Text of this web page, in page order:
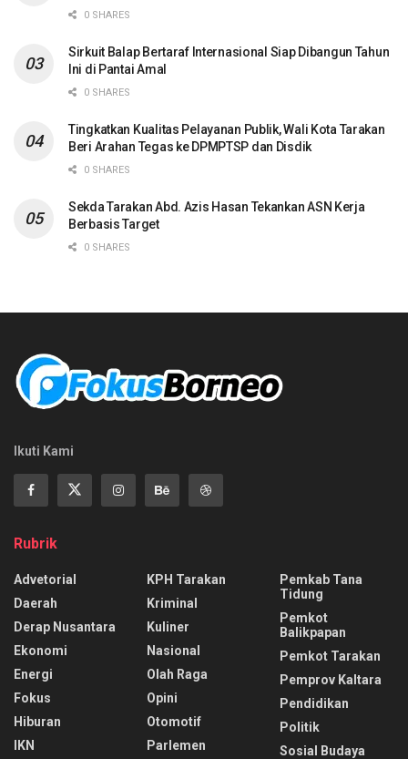
0 SHARES
Sirkuit Balap Bertaraf Internasional Siap Dibangun Tahun
Ini di Pantai Amal
0 SHARES
Tingkatkan Kualitas Pelayanan Publik, Wali Kota Tarakan
Beri Arahan Tegas ke DPMPTSP dan Disdik
0 SHARES
Sekda Tarakan Abd. Azis Hasan Tekankan ASN Kerja
Berbasis Target
0 SHARES
Ikuti Kami
Rubrik
Advetorial
Daerah
Derap Nusantara
Ekonomi
Energi
Fokus
Hiburan
IKN
KPH Tarakan
Kriminal
Kuliner
Nasional
Olah Raga
Opini
Otomotif
Parlemen
Pemkab Tana
Tidung
Pemkot
Balikpapan
Pemkot Tarakan
Pemprov Kaltara
Pendidikan
Politik
Sosial Budaya